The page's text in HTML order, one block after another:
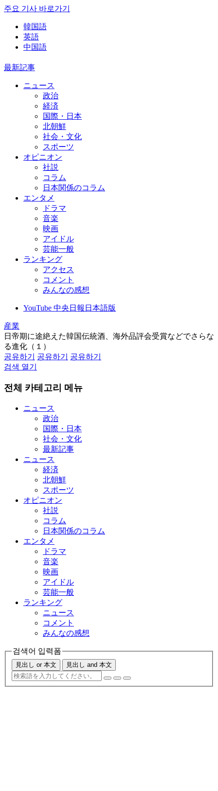
주요 기사 바로가기
韓国語
英語
中国語
最新記事
ニュース
政治
経済
国際・日本
北朝鮮
社会・文化
スポーツ
オピニオン
社説
コラム
日本関係のコラム
エンタメ
ドラマ
音楽
映画
アイドル
芸能一般
ランキング
アクセス
コメント
みんなの感想
YouTube 中央日報日本語版
産業
日帝期に途絶えた韓国伝統酒、海外品評会受賞などでさらな
る進化（１）
공유하기
공유하기
공유하기
검색 열기
전체 카테고리 메뉴
ニュース
政治
国際・日本
社会・文化
最新記事
ニュース
経済
北朝鮮
スポーツ
オピニオン
社説
コラム
日本関係のコラム
エンタメ
ドラマ
音楽
映画
アイドル
芸能一般
ランキング
ニュース
コメント
みんなの感想
검색어 입력폼
見出し or 本文 見出し and 本文